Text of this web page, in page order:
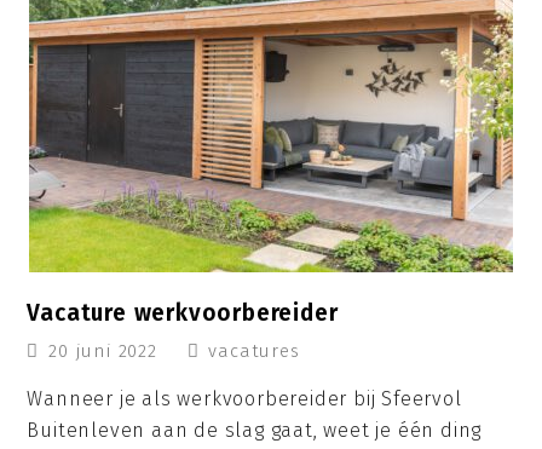
Vacature werkvoorbereider
20 juni 2022 vacatures
Wanneer je als werkvoorbereider bij Sfeervol
Buitenleven aan de slag gaat, weet je één ding